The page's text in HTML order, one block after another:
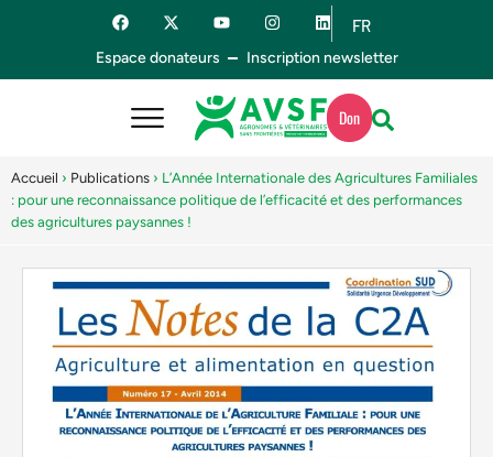
FR
ES
Espace donateurs Inscription newsletter
Don
Accueil › Publications › L’Année Internationale des Agricultures Familiales
: pour une reconnaissance politique de l’efficacité et des performances
des agricultures paysannes !